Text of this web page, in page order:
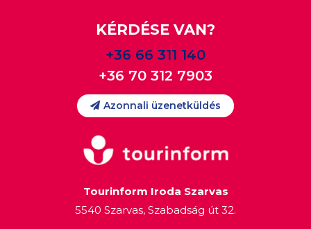
KÉRDÉSE VAN?
+36 66 311 140
+36 70 312 7903
Azonnali üzenetküldés
Tourinform Iroda Szarvas
5540 Szarvas, Szabadság út 32.